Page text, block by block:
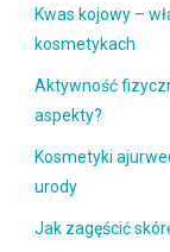
Kwas kojowy –
kosmetykach
Aktywność
aspekty?
Kosmetyki
urody
Jak zagęścić